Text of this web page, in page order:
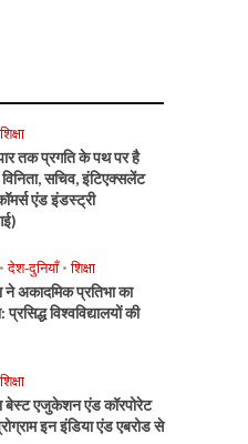
शिक्षा
तक प्रगति के पथ पर है
विनिता, सचिव, इंटिएक्सलेंट
एंड इंडस्ट्री
• देश-दुनियाँ • शिक्षा
अकादमिक प्रतिभा का
प्रसिद्ध विश्वविद्यालयों की
शिक्षा
बेस्ट एजुकेशन एंड कॉरपोरेट
इन इंडिया एंड एबरोड से